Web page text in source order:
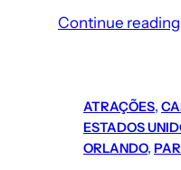
Continue
ATRAÇÕES,
ESTADOS
ORLANDO,